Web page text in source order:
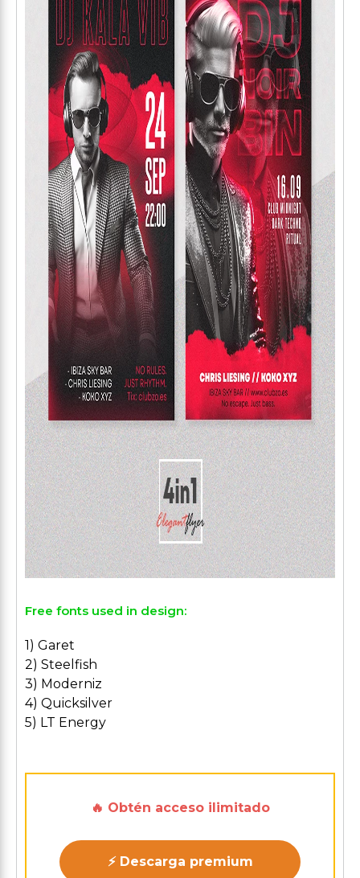
Free fonts used in design:
1) Garet
2) Steelfish
3) Moderniz
4) Quicksilver
5) LT Energy
🔥 Obtén acceso ilimitado
⚡ Descarga premium